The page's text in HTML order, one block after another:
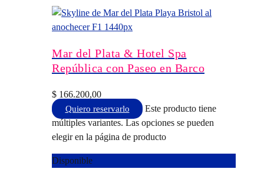
Mar del Plata & Hotel Spa
República con Paseo en Barco
$ 166.200,00
Quiero reservarlo
Este producto tiene
múltiples variantes. Las opciones se pueden
elegir en la página de producto
Disponible